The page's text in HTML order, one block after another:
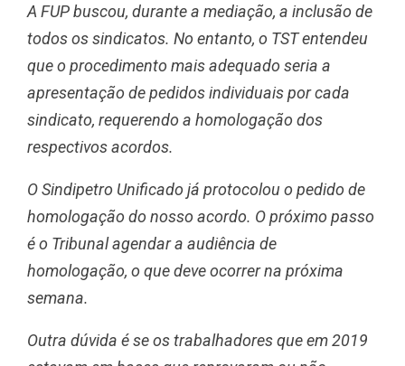
A FUP buscou, durante a mediação, a inclusão de
todos os sindicatos. No entanto, o TST entendeu
que o procedimento mais adequado seria a
apresentação de pedidos individuais por cada
sindicato, requerendo a homologação dos
respectivos acordos.
O Sindipetro Unificado já protocolou o pedido de
homologação do nosso acordo. O próximo passo
é o Tribunal agendar a audiência de
homologação, o que deve ocorrer na próxima
semana.
Outra dúvida é se os trabalhadores que em 2019